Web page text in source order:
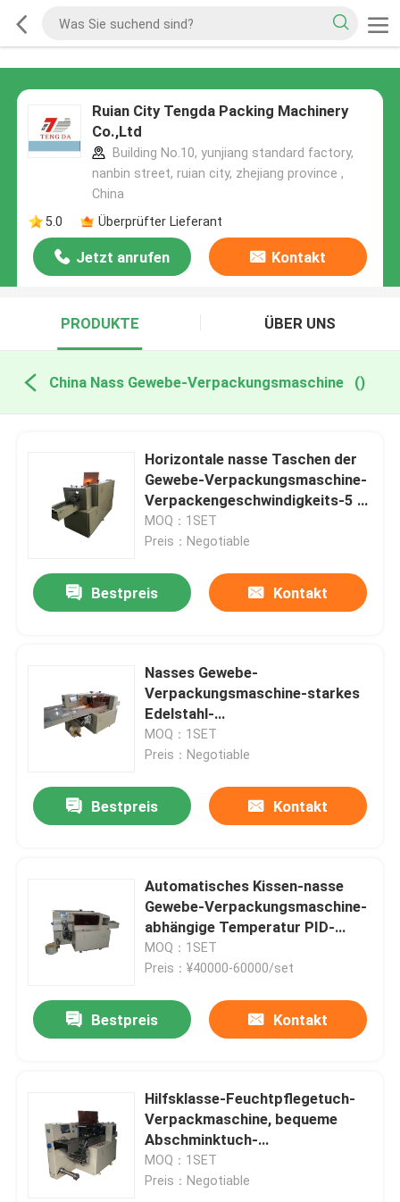
Ruian City Tengda Packing Machinery
Co.,Ltd
Building No.10, yunjiang standard factory,
nanbin street, ruian city, zhejiang province ,
China
5.0
Überprüfter Lieferant
Jetzt anrufen Kontakt
PRODUKTE ÜBER UNS
China Nass Gewebe-Verpackungsmaschine ()
Horizontale nasse Taschen der
Gewebe-Verpackungsmaschine-
Verpackengeschwindigkeits-5 -
230/Minute
MOQ：1SET
Preis：Negotiable
Bestpreis Kontakt
Nasses Gewebe-
Verpackungsmaschine-starkes
Edelstahl-
Hochgeschwindigkeitsmaterial
MOQ：1SET
Preis：Negotiable
Bestpreis Kontakt
Automatisches Kissen-nasse
Gewebe-Verpackungsmaschine-
abhängige Temperatur PID-
Steuerung
MOQ：1SET
Preis：¥40000-60000/set
Bestpreis Kontakt
Hilfsklasse-Feuchtpflegetuch-
Verpackmaschine, bequeme
Abschminktuch-
Verpackungsmaschine
MOQ：1SET
Preis：Negotiable